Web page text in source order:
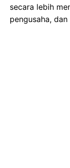
secara lebih
pengusaha,